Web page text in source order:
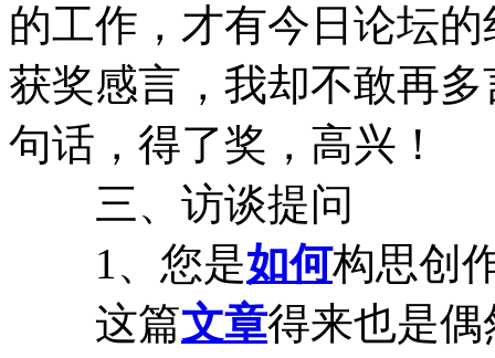
的工作，才有今日论坛
获奖感言，我却不敢再
句话，得了奖，高兴！
三、访谈提问
1、您是如何构思创
这篇文章得来也是